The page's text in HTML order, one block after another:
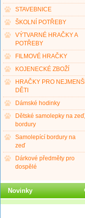
STAVEBNICE
ŠKOLNÍ POTŘEBY
VÝTVARNÉ HRAČKY A
POTŘEBY
FILMOVÉ HRAČKY
KOJENECKÉ ZBOŽÍ
HRAČKY PRO NEJMENŠÍ
DĚTI
Dámské hodinky
Dětské samolepky na zeď,
bordury
Samolepící bordury na
zeď
Dárkové předměty pro
dospělé
Novinky